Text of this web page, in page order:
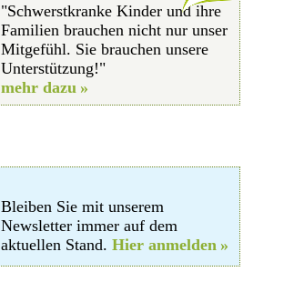
"Schwerstkranke Kinder und ihre
Familien brauchen nicht nur unser
Mitgefühl. Sie brauchen unsere
Unterstützung!"
mehr dazu
Bleiben Sie mit unserem
Newsletter immer auf dem
aktuellen Stand.Hier anmelden